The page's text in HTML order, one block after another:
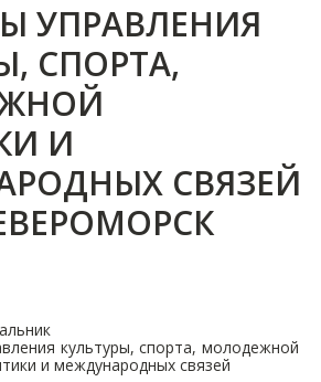
УПРАВЛЕНИЯ
СПОРТА,
И
СВЯЗЕЙ
культуры, спорта, молодежной
и международных связей